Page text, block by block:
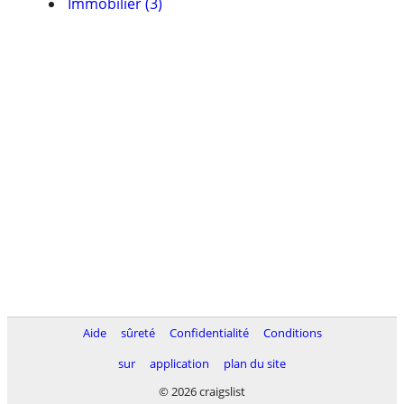
Aide sûreté Confidentialité
Conditions
sur
application
plan du site
© 2026 craigslist